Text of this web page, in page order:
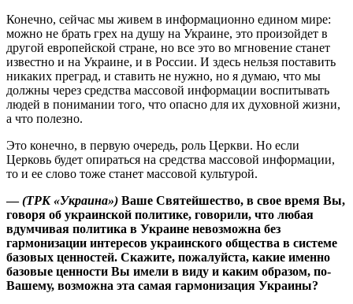
Конечно, сейчас мы живем в информационно едином мире:
можно не брать грех на душу на Украине, это произойдет в
другой европейской стране, но все это во мгновение станет
известно и на Украине, и в России. И здесь нельзя поставить
никаких преград, и ставить не нужно, но я думаю, что мы
должны через средства массовой информации воспитывать
людей в понимании того, что опасно для их духовной жизни,
а что полезно.
Это конечно, в первую очередь, роль Церкви. Но если
Церковь будет опираться на средства массовой информации,
то и ее слово тоже станет массовой культурой.
—(ТРК «Украина») Ваше Святейшество, в свое время Вы,
говоря об украинской политике, говорили, что любая
вдумчивая политика в Украине невозможна без
гармонизации интересов украинского общества в системе
базовых ценностей. Скажите, пожалуйста, какие именно
базовые ценности Вы имели в виду и каким образом, по-
Вашему, возможна эта самая гармонизация Украины?